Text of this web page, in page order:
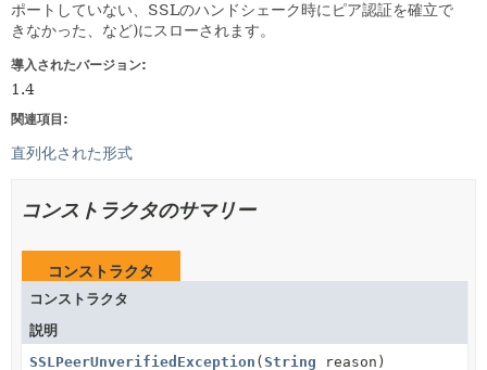
ポートしていない、SSLのハンドシェーク時にピア認証を確立で
きなかった、など)にスローされます。
導入されたバージョン:
1.4
関連項目:
直列化された形式
コンストラクタのサマリー
コンストラクタ
コンストラクタ
説明
SSLPeerUnverifiedException ( String reason)